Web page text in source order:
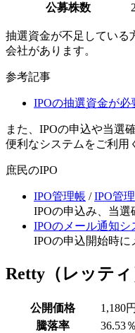
公募株数
抽選資金が不足している
会社があります。
参考記事
IPOの抽選資金が必
また、IPOの申込や当選
便利なシステムをご利用
庶民のIPO
IPO管理帳 /IPO管
IPOの申込み、当選
IPOのメール通知シ
IPOの申込開始時に
Retty（レッテ
公開価格 1,180円
騰落率
36.53％